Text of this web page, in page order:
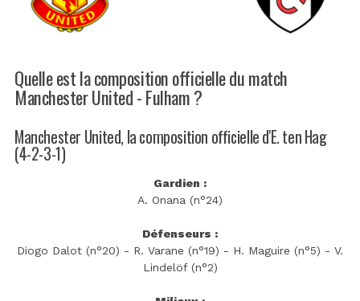
Quelle est la composition officielle du match
Manchester United - Fulham ?
Manchester United, la composition officielle d'E. ten Hag
(4-2-3-1)
Gardien :
A. Onana (n°24)
Défenseurs :
Diogo Dalot (n°20) - R. Varane (n°19) - H. Maguire (n°5) - V.
Lindelöf (n°2)